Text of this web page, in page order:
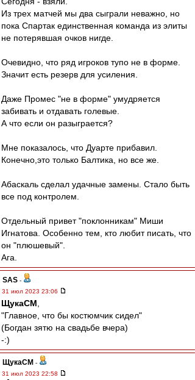
Из трех матчей мы два сыграли неважно, но
пока Спартак единственная команда из элиты
не потерявшая очков нигде.
Очевидно, что ряд игроков тупо не в форме.
Значит есть резерв для усиления.
Даже Промес "не в форме" умудряется
забивать и отдавать голевые.
А что если он разыграется?
Мне показалось, что Дуарте прибавил.
Конечно,это только Балтика, но все же.
Абаскаль сделал удачные замены. Стало быть
все под контролем.
Отдельный привет "поклонникам" Миши
Игнатова. Особенно тем, кто любит писать, что
он "плюшевый".
Ага.
SAS -
31 июл 2023 23:06
ЩукаСМ
"Главное, что бы костюмчик сидел"
(Богдан зятю на свадьбе вчера)
-:)
ЩукаСМ -
31 июл 2023 22:58